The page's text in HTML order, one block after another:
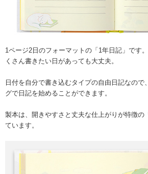
1ページ2日のフォーマットの「1年日記」です
くさん書きたい日があっても大丈夫。
日付を自分で書き込むタイプの自由日記なので
グで日記を始めることができます。
製本は、開きやすさと丈夫な仕上がりが特徴の
ています。